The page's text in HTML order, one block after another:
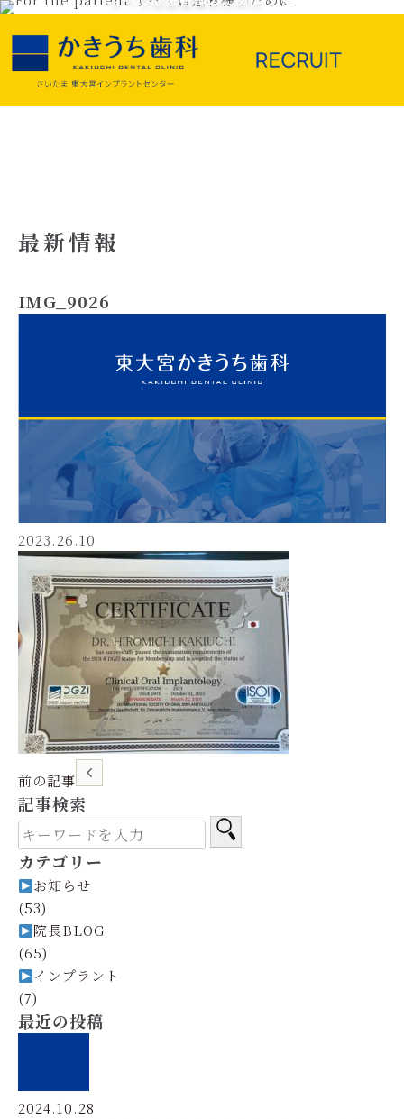
最新情報
IMG_9026
2023.26.10
前の記事
記事検索
カテゴリー
お知らせ
(53)
院長BLOG
(65)
インプラント
(7)
最近の投稿
2024.10.28